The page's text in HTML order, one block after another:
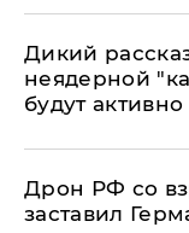
Дикий
неядерной
будут
​Дрон РФ со
заставил